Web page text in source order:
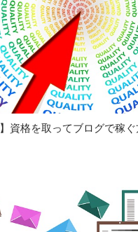
】資格を取ってブログで稼